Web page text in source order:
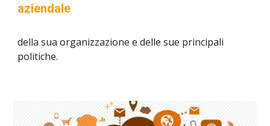
aziendale
della sua organizzazione e delle sue principali
politiche.